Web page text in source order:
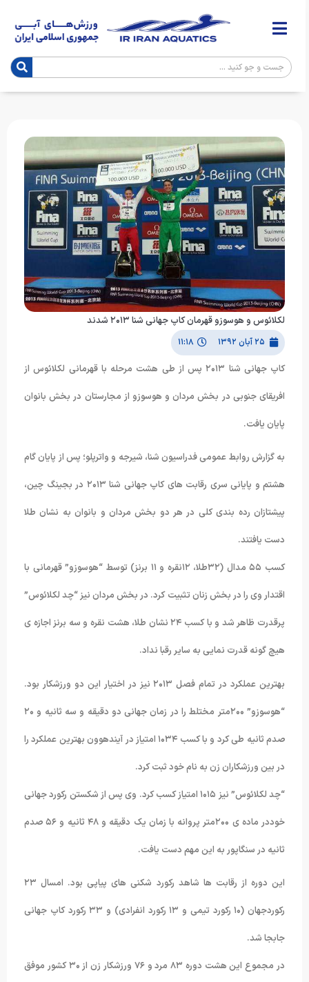
لکلائوس و هوسوزو قهرمان کاپ جهانی شنا ۲۰۱۳ شدند
۲۵ آبان ۱۳۹۲ ۱۱:۱۸
کاپ جهانی شنا ۲۰۱۳ پس از طی هشت مرحله با قهرمانی لکلائوس از
افریقای جنوبی در بخش مردان و هوسوزو از مجارستان در بخش بانوان
پایان یافت.
به گزارش روابط عمومی فدراسیون شنا، شیرجه و واترپلو؛ پس از پایان گام
هشتم و پایانی سری رقابت های کاپ جهانی شنا ۲۰۱۳ در بجینگ چین،
پیشتازان رده بندی کلی در هر دو بخش مردان و بانوان به نشان طلا
دست یافتند.
کسب ۵۵ مدال (۳۲طلا، ۱۲نقره و ۱۱ برنز) توسط “هوسوزو” قهرمانی با
اقتدار وی را در بخش زنان تثبیت کرد. در بخش مردان نیز “چد لکلائوس”
پرقدرت ظاهر شد و با کسب ۲۴ نشان طلا، هشت نقره و سه برنز اجازه ی
هیچ گونه قدرت نمایی به سایر رقبا نداد.
بهترین عملکرد در تمام فصل ۲۰۱۳ نیز در اختیار این دو ورزشکار بود.
“هوسوزو” ۲۰۰متر مختلط را در زمان جهانی دو دقیقه و سه ثانیه و ۲۰
صدم ثانیه طی کرد و با کسب ۱۰۳۴ امتیاز در آیندهوون بهترین عملکرد را
در بین ورزشکاران زن به نام خود ثبت کرد.
“چد لکلائوس” نیز ۱۰۱۵ امتیاز کسب کرد. وی پس از شکستن رکورد جهانی
خوددر ماده ی ۲۰۰متر پروانه با زمان یک دقیقه و ۴۸ ثانیه و ۵۶ صدم
ثانیه در سنگاپور به این مهم دست یافت.
این دوره از رقابت ها شاهد رکورد شکنی های پیاپی بود. امسال ۲۳
رکوردجهان (۱۰ رکورد تیمی و ۱۳ رکورد انفرادی) و ۳۳ رکورد کاپ جهانی
جابجا شد.
در مجموع این هشت دوره ۸۳ مرد و ۷۶ ورزشکار زن از ۳۰ کشور موفق